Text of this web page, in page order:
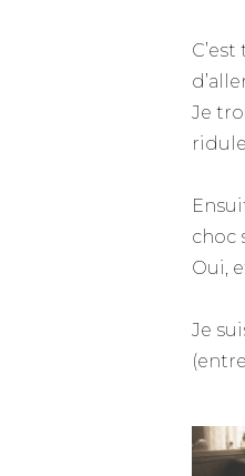
Je
choc
Oui,
Je